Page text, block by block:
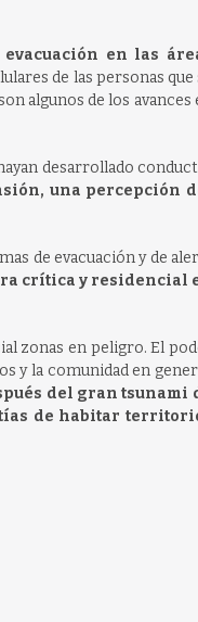
en las
de las personas que
algunos de los avances
desarrollado
una percepción
de evacuación y de
crítica y residencial
zonas en peligro. El
y la comunidad en
del gran tsunami
de habitar